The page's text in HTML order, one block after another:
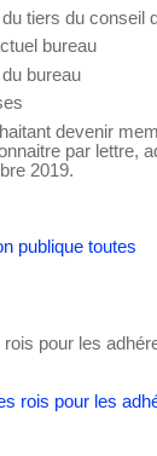
tiers du conseil
bureau
bureau
devenir
par lettre,
2019.
publique toutes
pour les